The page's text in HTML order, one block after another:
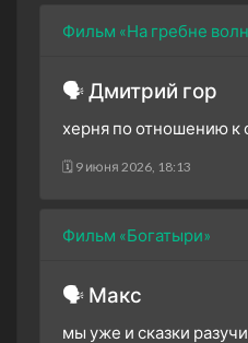
Фильм «На гребне
🗣 Дмитрий гор
херня по отношению к
🗓 9 июня 2026, 18:13
Фильм «Богатыри»
🗣 Макс
мы уже и сказки